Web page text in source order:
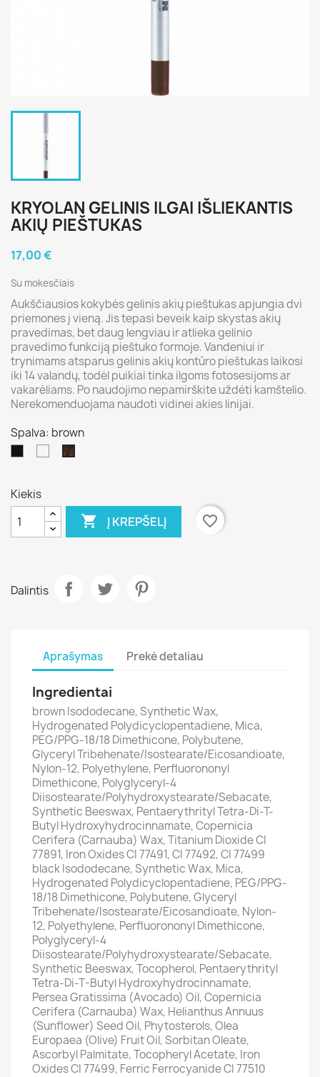
KRYOLAN GELINIS ILGAI IŠLIEKANTIS
AKIŲ PIEŠTUKAS
17,00 €
Su mokesčiais
Aukščiausios kokybės gelinis akių pieštukas apjungia dvi
priemones į vieną. Jis tepasi beveik kaip skystas akių
pravedimas, bet daug lengviau ir atlieka gelinio
pravedimo funkciją pieštuko formoje. Vandeniui ir
trynimams atsparus gelinis akių kontūro pieštukas laikosi
iki 14 valandų, todėl puikiai tinka ilgoms fotosesijoms ar
vakarėliams. Po naudojimo nepamirškite uždėti kamštelio.
Nerekomenduojama naudoti vidinei akies linijai.
Spalva: brown
whitebrown
Kiekis
 Į KREPŠELĮ favorite_border
Dalintis
Aprašymas Prekė detaliau
Ingredientai
brown Isododecane, Synthetic Wax,
Hydrogenated Polydicyclopentadiene, Mica,
PEG/PPG-18/18 Dimethicone, Polybutene,
Glyceryl Tribehenate/Isostearate/Eicosandioate,
Nylon-12, Polyethylene, Perfluorononyl
Dimethicone, Polyglyceryl-4
Diisostearate/Polyhydroxystearate/Sebacate,
Synthetic Beeswax, Pentaerythrityl Tetra-Di-T-
Butyl Hydroxyhydrocinnamate, Copernicia
Cerifera (Carnauba) Wax, Titanium Dioxide CI
77891, Iron Oxides CI 77491, CI 77492, CI 77499
black Isododecane, Synthetic Wax, Mica,
Hydrogenated Polydicyclopentadiene, PEG/PPG-
18/18 Dimethicone, Polybutene, Glyceryl
Tribehenate/Isostearate/Eicosandioate, Nylon-
12, Polyethylene, Perfluorononyl Dimethicone,
Polyglyceryl-4
Diisostearate/Polyhydroxystearate/Sebacate,
Synthetic Beeswax, Tocopherol, Pentaerythrityl
Tetra-Di-T-Butyl Hydroxyhydrocinnamate,
Persea Gratissima (Avocado) Oil, Copernicia
Cerifera (Carnauba) Wax, Helianthus Annuus
(Sunflower) Seed Oil, Phytosterols, Olea
Europaea (Olive) Fruit Oil, Sorbitan Oleate,
Ascorbyl Palmitate, Tocopheryl Acetate, Iron
Oxides CI 77499, Ferric Ferrocyanide CI 77510